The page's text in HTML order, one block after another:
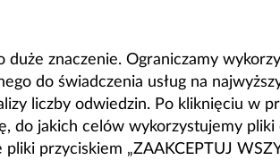
znaczenie. Ograniczamy
do świadczenia usług na
liczby odwiedzin. Po kliknięciu w
do jakich celów wykorzystujemy pliki
przyciskiem „ZAAKCEPTUJ